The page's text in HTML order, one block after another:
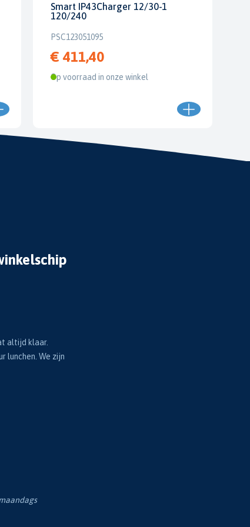
Smart IP43Charger 12/30-1
120/240
PSC123051095
€ 411,40
Op voorraad in onze winkel
altijd klaar.
lunchen. We zijn